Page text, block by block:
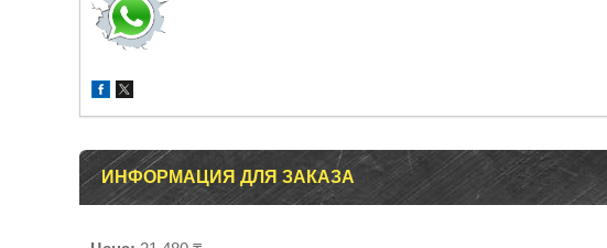
ИНФОРМАЦИЯ ДЛЯ ЗАКАЗА